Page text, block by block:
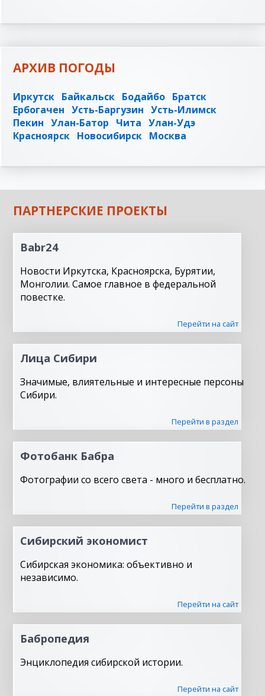
АРХИВ ПОГОДЫ
Иркутск Байкальск Бодайбо Братск
Ербогачен Усть-Баргузин Усть-Илимск
Пекин Улан-Батор Чита Улан-Удэ
Красноярск Новосибирск Москва
ПАРТНЕРСКИЕ ПРОЕКТЫ
Babr24
Новости Иркутска, Красноярска, Бурятии,
Монголии. Самое главное в федеральной
повестке.
Перейти на сайт
Лица Сибири
Значимые, влиятельные и интересные персоны
Сибири.
Перейти в раздел
Фотобанк Бабра
Фотографии со всего света - много и бесплатно.
Перейти в раздел
Сибирский экономист
Сибирская экономика: объективно и
независимо.
Перейти на сайт
Бабропедия
Энциклопедия сибирской истории.
Перейти на сайт